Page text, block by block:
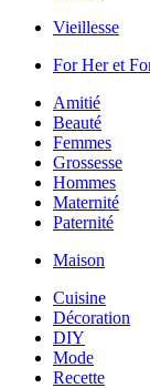
Vieillesse
For Her et
Amitié
Beauté
Femmes
Grossesse
Hommes
Maternité
Paternité
Maison
Cuisine
Décoration
DIY
Mode
Recette